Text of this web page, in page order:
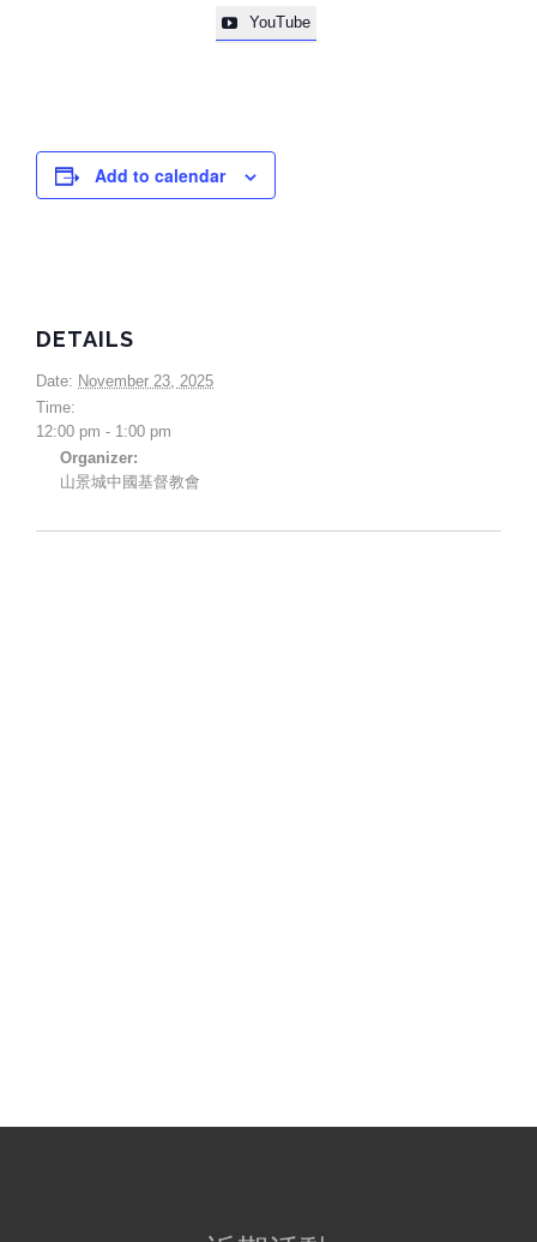
 YouTube
Add to calendar
DETAILS
Date: November 23, 2025
Time:
12:00 pm - 1:00 pm
Organizer:
山景城中國基督教會